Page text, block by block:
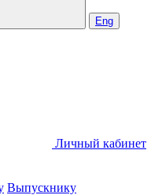
Eng
Личный кабинет
Выпускнику